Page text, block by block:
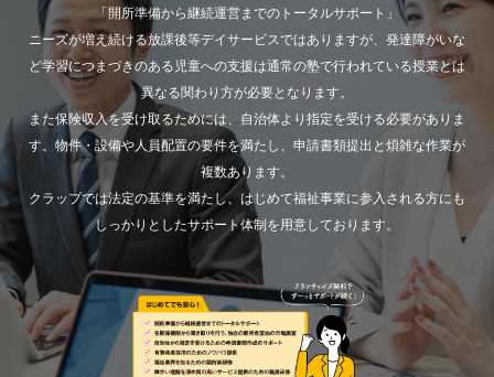
「開所準備から継続運営までのトータルサポート」
ニーズが増え続ける放課後等デイサービスではありますが、発達障がいな
ど学習につまづきのある児童への支援は通常の塾で行われている授業とは
異なる関わり方が必要となります。
また保険収入を受け取るためには、自治体より指定を受ける必要がありま
す。物件・設備や人員配置の要件を満たし、申請書類提出と煩雑な作業が
複数あります。
クラップでは法定の基準を満たし、はじめて福祉事業に参入される方にも
しっかりとしたサポート体制を用意しております。